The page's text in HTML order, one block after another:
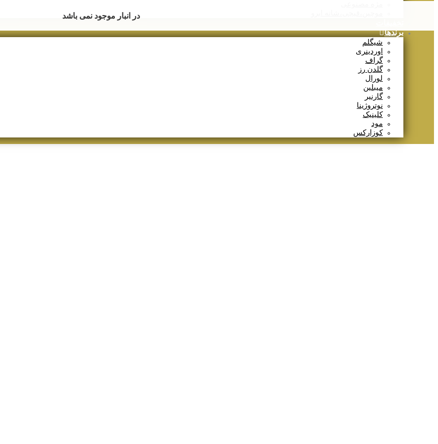
برندها
شیگلم
اوردینری
گراف
گلدن رز
لورال
میبلین
گارنیر
نوتروژینا
کلینیک
مود
کوزارکس
در انبار موجود نمی باشد
در انبار موجود نمی باشد